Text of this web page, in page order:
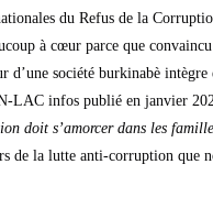
du Refus de la
à cœur parce que
d’une société burkinabè
LAC infos publié en janvier
doit s’amorcer dans les
de la lutte anti-corruption que